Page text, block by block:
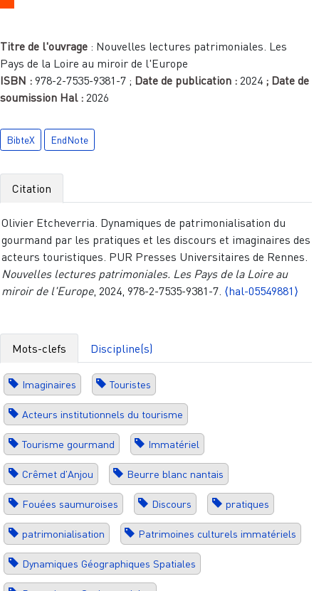
Titre de l'ouvrage : Nouvelles lectures patrimoniales. Les
Pays de la Loire au miroir de l'Europe
ISBN : 978-2-7535-9381-7 ; Date de publication : 2024 ; Date de
soumission Hal : 2026
BibteX EndNote
Citation
Olivier Etcheverria. Dynamiques de patrimonialisation du
gourmand par les pratiques et les discours et imaginaires des
acteurs touristiques. PUR Presses Universitaires de Rennes.
Nouvelles lectures patrimoniales. Les Pays de la Loire au
miroir de l'Europe, 2024, 978-2-7535-9381-7. ⟨hal-05549881⟩
Mots-clefs Discipline(s)
Imaginaires Touristes
Acteurs institutionnels du tourisme
Tourisme gourmand Immatériel
Crêmet d'Anjou Beurre blanc nantais
Fouées saumuroises Discours pratiques
patrimonialisation Patrimoines culturels immatériels
Dynamiques Géographiques Spatiales